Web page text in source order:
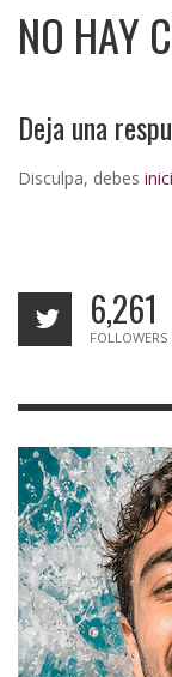
NO HAY
Deja una
Disculpa, debes
6,261
FOLLOWERS